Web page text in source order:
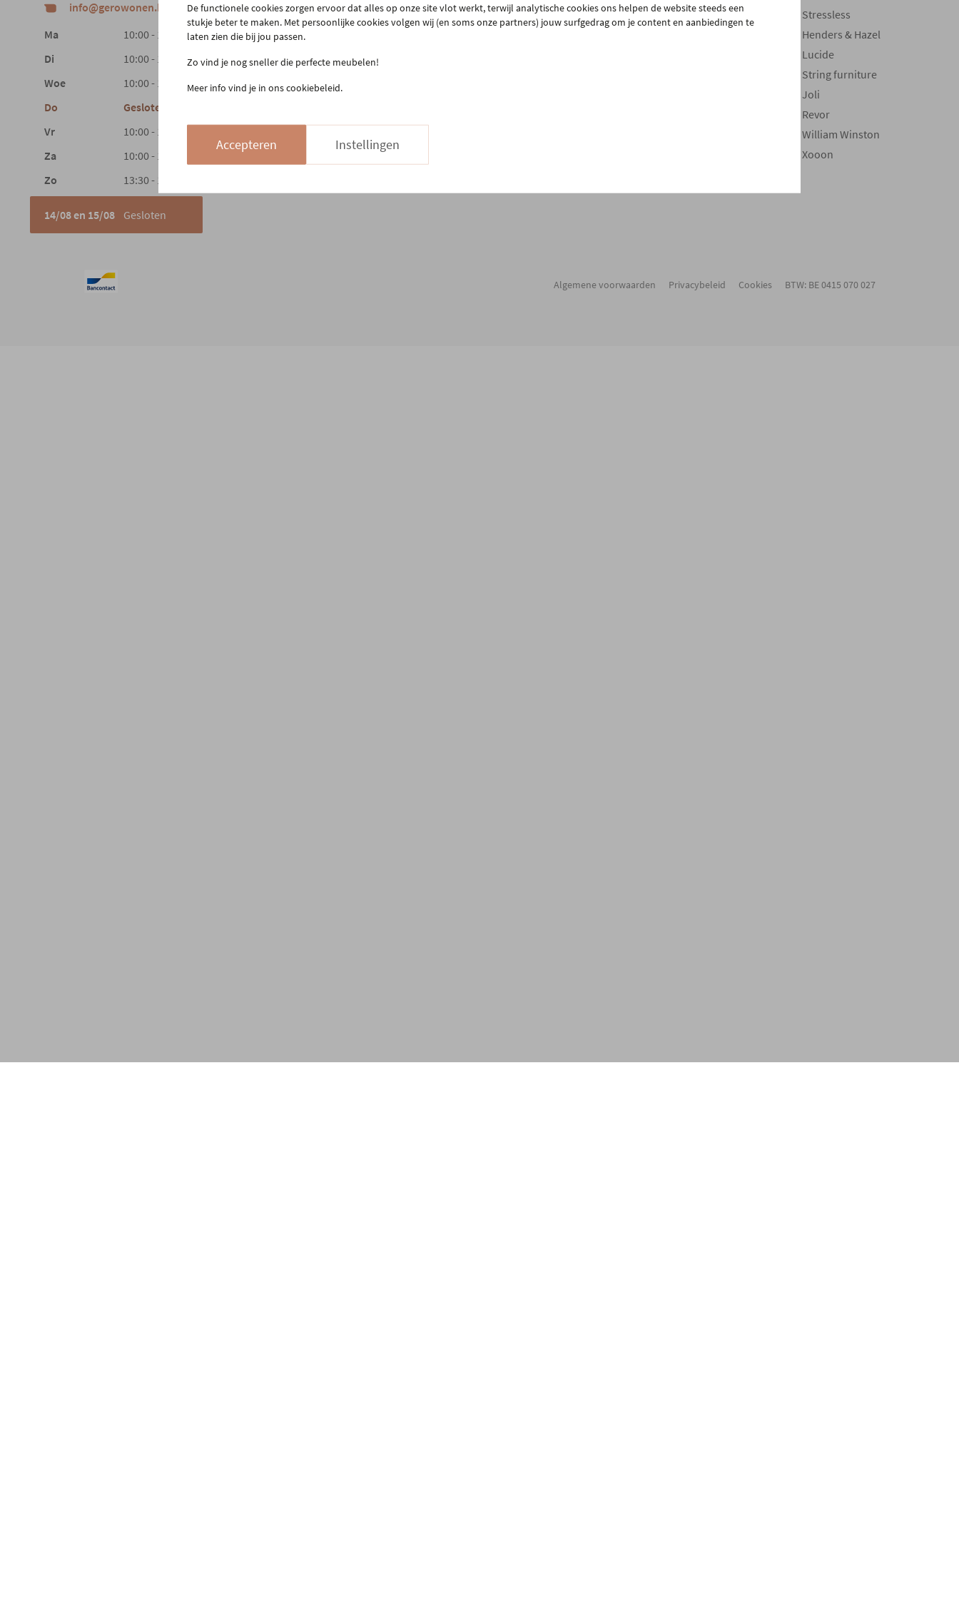
info@gerowonen.be
Ma
10:00 - 18:30
Di
10:00 - 18:30
Woe
10:00 - 18:30
Do
Gesloten
Vr
10:00 - 18:30
Za
10:00 - 18:00
Zo
13:30 - 18:00
14/08 en 15/08 Gesloten
Laagsteprijsgarantie
Stuur ons een bericht
Maatwerk
Bedden
Stressless
Henders & Hazel
Lucide
String furniture
Joli
Revor
William Winston
Xooon
Algemene voorwaarden Privacybeleid Cookies BTW: BE 0415 070 027
De functionele cookies zorgen ervoor dat alles op onze site vlot werkt, terwijl analytische cookies ons helpen de website steeds een
stukje beter te maken. Met persoonlijke cookies volgen wij (en soms onze partners) jouw surfgedrag om je content en aanbiedingen te
laten zien die bij jou passen.
Zo vind je nog sneller die perfecte meubelen!
Meer info vind je in ons cookiebeleid.
Accepteren Instellingen